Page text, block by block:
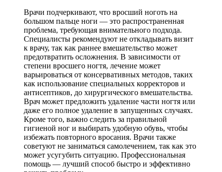
Врачи подчеркивают, что вросший ноготь на
большом пальце ноги — это распространенная
проблема, требующая внимательного подхода.
Специалисты рекомендуют не откладывать визит
к врачу, так как раннее вмешательство может
предотвратить осложнения. В зависимости от
степени вросшего ногтя, лечение может
варьироваться от консервативных методов, таких
как использование специальных корректоров и
антисептиков, до хирургического вмешательства.
Врач может предложить удаление части ногтя или
даже его полное удаление в запущенных случаях.
Кроме того, важно следить за правильной
гигиеной ног и выбирать удобную обувь, чтобы
избежать повторного вросания. Врачи также
советуют не заниматься самолечением, так как это
может усугубить ситуацию. Профессиональная
помощь — лучший способ быстро и эффективно